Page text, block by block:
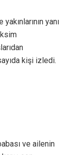
yanı
kişi izledi.
ve ailenin